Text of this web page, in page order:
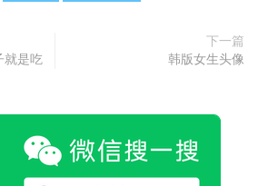
就是吃
下一篇
韩版女生头像